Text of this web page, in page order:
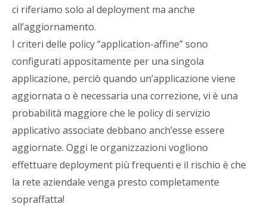
ci riferiamo solo al deployment ma anche
all’aggiornamento.
I criteri delle policy “application-affine” sono
configurati appositamente per una singola
applicazione, perciò quando un’applicazione viene
aggiornata o è necessaria una correzione, vi è una
probabilità maggiore che le policy di servizio
applicativo associate debbano anch’esse essere
aggiornate. Oggi le organizzazioni vogliono
effettuare deployment più frequenti e il rischio è che
la rete aziendale venga presto completamente
sopraffatta!